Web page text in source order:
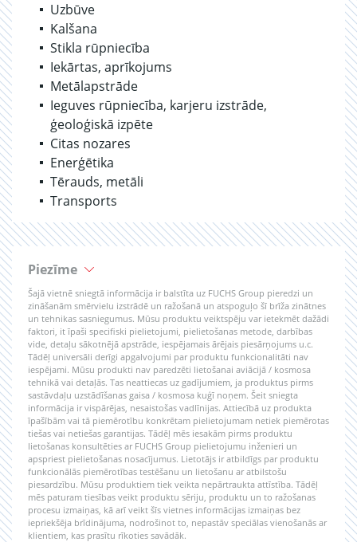
Uzbūve
Kalšana
Stikla rūpniecība
Iekārtas, aprīkojums
Metālapstrāde
Ieguves rūpniecība, karjeru izstrāde,
ģeoloģiskā izpēte
Citas nozares
Enerģētika
Tērauds, metāli
Transports
Piezīme
Šajā vietnē sniegtā informācija ir balstīta uz FUCHS Group pieredzi un
zināšanām smērvielu izstrādē un ražošanā un atspoguļo šī brīža zinātnes
un tehnikas sasniegumus. Mūsu produktu veiktspēju var ietekmēt dažādi
faktori, it īpaši specifiski pielietojumi, pielietošanas metode, darbības
vide, detaļu sākotnējā apstrāde, iespējamais ārējais piesārņojums u.c.
Tādēļ universāli derīgi apgalvojumi par produktu funkcionalitāti nav
iespējami. Mūsu produkti nav paredzēti lietošanai aviācijā / kosmosa
tehnikā vai detaļās. Tas neattiecas uz gadījumiem, ja produktus pirms
sastāvdaļu uzstādīšanas gaisa / kosmosa kuģī noņem. Šeit sniegta
informācija ir vispārējas, nesaistošas vadlīnijas. Attiecībā uz produkta
īpašībām vai tā piemērotību konkrētam pielietojumam netiek piemērotas
tiešas vai netiešas garantijas. Tādēļ mēs iesakām pirms produktu
lietošanas konsultēties ar FUCHS Group pielietojumu inženieri un
apspriest pielietošanas nosacījumus. Lietotājs ir atbildīgs par produktu
funkcionālās piemērotības testēšanu un lietošanu ar atbilstošu
piesardzību. Mūsu produktiem tiek veikta nepārtraukta attīstība. Tādēļ
mēs paturam tiesības veikt produktu sēriju, produktu un to ražošanas
procesu izmaiņas, kā arī veikt šīs vietnes informācijas izmaiņas bez
iepriekšēja brīdinājuma, nodrošinot to, nepastāv speciālas vienošanās ar
klientiem, kas prasītu rīkoties savādāk.